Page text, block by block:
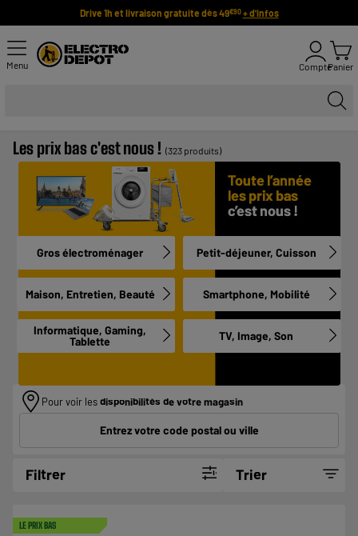
Drive 1h et livraison gratuite dès 49€90 + d'infos
Menu ComptePanier
Les prix bas c'est nous ! (323 produits)
Gros électroménager Petit-déjeuner, Cuisson
Maison, Entretien, Beauté Smartphone, Mobilité
Informatique, Gaming,
Tablette
TV, Image, Son
Pour voir lesdisponibilités de votre magasin
Entrez votre code postal ou ville
Filtrer Trier
LE PRIX BAS